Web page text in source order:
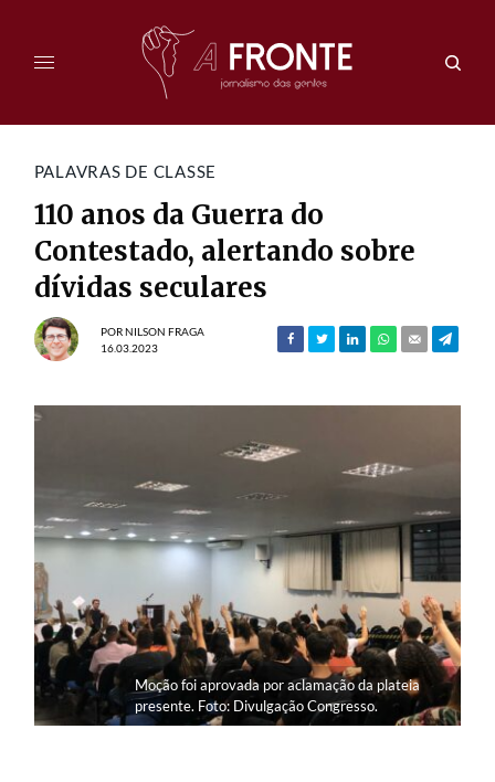
PALAVRAS DE CLASSE
110 anos da Guerra do
Contestado, alertando sobre
dívidas seculares
PORNILSON FRAGA
16.03.2023
Moção foi aprovada por aclamação da plateia
presente. Foto: Divulgação Congresso.